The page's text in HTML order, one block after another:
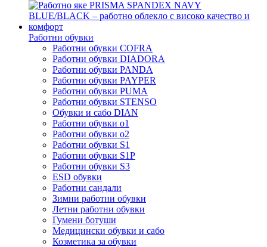
Работни обувки
Работни обувки COFRA
Работни обувки DIADORA
Работни обувки PANDA
Работни обувки PAYPER
Работни обувки PUMA
Работни обувки STENSO
Обувки и сабо DIAN
Работни обувки o1
Работни обувки o2
Работни обувки S1
Работни обувки S1P
Работни обувки S3
ESD обувки
Работни сандали
Зимни работни обувки
Летни работни обувки
Гумени ботуши
Медицински обувки и сабо
Козметика за обувки